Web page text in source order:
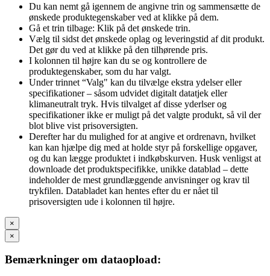
Du kan nemt gå igennem de angivne trin og sammensætte de
ønskede produktegenskaber ved at klikke på dem.
Gå et trin tilbage: Klik på det ønskede trin.
Vælg til sidst det ønskede oplag og leveringstid af dit produkt.
Det gør du ved at klikke på den tilhørende pris.
I kolonnen til højre kan du se og kontrollere de
produktegenskaber, som du har valgt.
Under trinnet “Valg" kan du tilvælge ekstra ydelser eller
specifikationer – såsom udvidet digitalt datatjek eller
klimaneutralt tryk. Hvis tilvalget af disse yderlser og
specifikationer ikke er muligt på det valgte produkt, så vil der
blot blive vist prisoversigten.
Derefter har du mulighed for at angive et ordrenavn, hvilket
kan kan hjælpe dig med at holde styr på forskellige opgaver,
og du kan lægge produktet i indkøbskurven. Husk venligst at
downloade det produktspecifikke, unikke datablad – dette
indeholder de mest grundlæggende anvisninger og krav til
trykfilen. Databladet kan hentes efter du er nået til
prisoversigten ude i kolonnen til højre.
×
×
Bemærkninger om dataopload: